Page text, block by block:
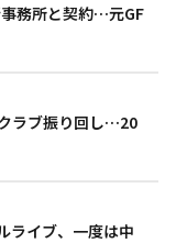
務所と契約…元GF
ラブ振り回し…20
ライブ、一度は中